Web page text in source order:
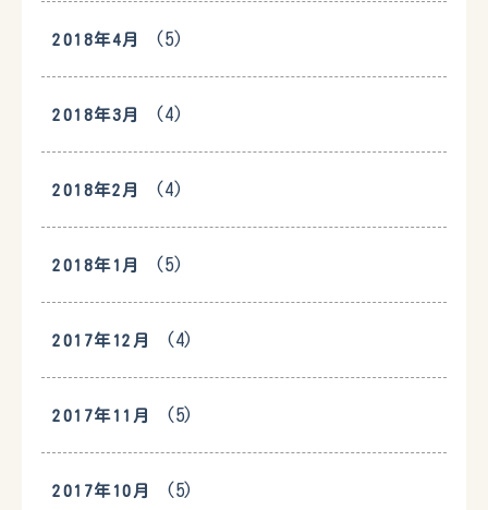
2018年4月 (5)
2018年3月 (4)
2018年2月 (4)
2018年1月 (5)
2017年12月 (4)
2017年11月 (5)
2017年10月 (5)